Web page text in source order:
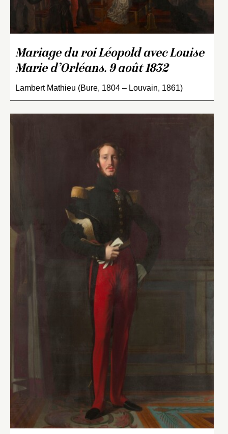
Mariage du roi Léopold avec Louise
Marie d’Orléans. 9 août 1832
Lambert Mathieu (Bure, 1804 – Louvain, 1861)